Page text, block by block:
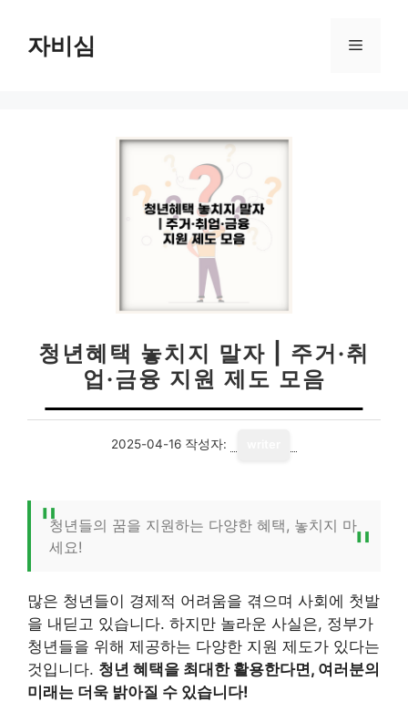
자비심 메
청년혜택 놓치지 말자 | 주거·취
업·금융 지원 제도 모음
2025-04-16 작성자:
청년들의 꿈을 지원하는 다양한 혜택, 놓치지 마
세요!
많은 청년들이 경제적 어려움을 겪으며 사회에 첫발
을 내딛고 있습니다. 하지만 놀라운 사실은, 정부가
청년들을 위해 제공하는 다양한 지원 제도가 있다는
것입니다. 청년 혜택을 최대한 활용한다면, 여러분의
미래는 더욱 밝아질 수 있습니다!